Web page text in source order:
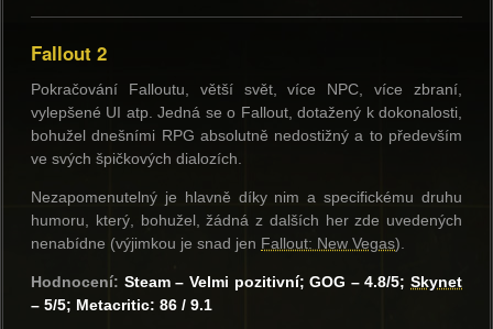
Fallout 2
Pokračování Falloutu, větší svět, více NPC, více zbraní,
vylepšené UI atp. Jedná se o Fallout, dotažený k dokonalosti,
bohužel dnešními RPG absolutně nedostižný a to především
ve svých špičkových dialozích.
Nezapomenutelný je hlavně díky nim a specifickému druhu
humoru, který, bohužel, žádná z dalších her zde uvedených
nenabídne (výjimkou je snad jen Fallout: New Vegas).
Hodnocení: Steam – Velmi pozitivní; GOG – 4.8/5; Skynet
– 5/5; Metacritic: 86 / 9.1